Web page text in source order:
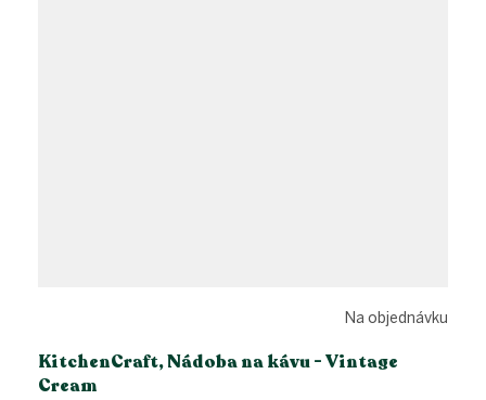
KitchenCraft, Nádoba na kávu - Vintage
Cream
Na objednávku